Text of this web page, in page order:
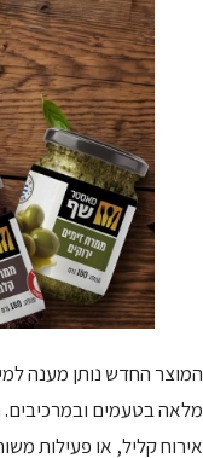
המוצר החדש נותן מענה
מלאה בטעמים ובמרכיבים.
אירוח קליל, או פעילות